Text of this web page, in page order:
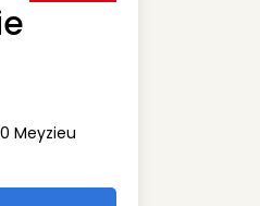
Meyzieu